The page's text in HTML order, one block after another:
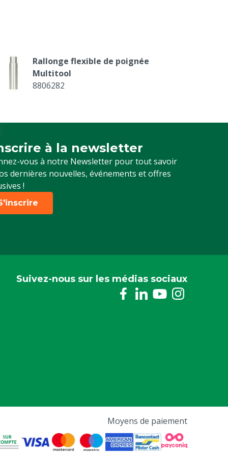
Rallonge flexible de poignée
Multitool
8806282
à la newsletter
vous à notre Newsletter pour tout savoir
dernières nouvelles, événements et offres
!
vous à notre newsletter
Suivez-nous sur les médias sociaux
Moyens de paiement